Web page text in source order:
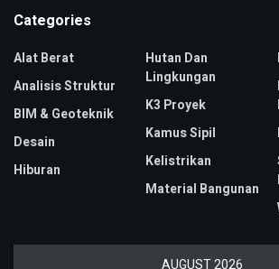
Categories
Alat Berat
Analisis Struktur
BIM & Geoteknik
Desain
Hiburan
Hutan Dan
Lingkungan
K3 Proyek
Kamus Sipil
Kelistrikan
Material Bangunan
AUGUST 2026